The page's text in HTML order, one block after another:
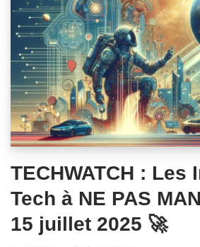
TECHWATCH : Les
Tech à NE PAS
15 juillet 2025 🚀